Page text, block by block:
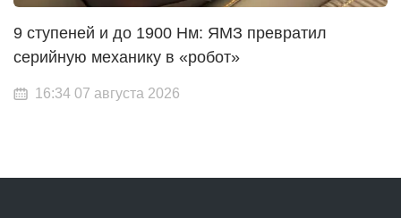
9 ступеней и до 1900 Нм: ЯМЗ превратил
серийную механику в «робот»
16:34 07 августа 2026